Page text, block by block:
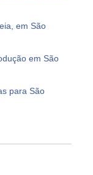
em São
em São
para São